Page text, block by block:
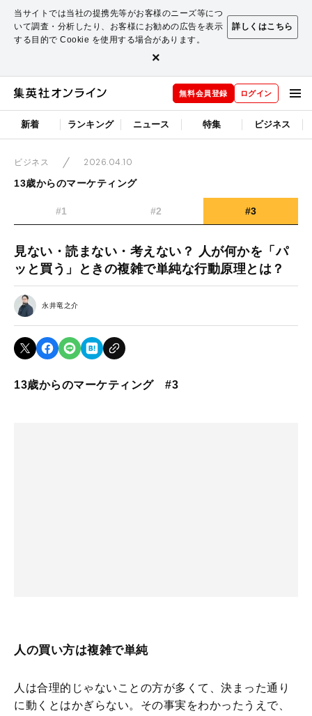
当サイトでは当社の提携先等がお客様のニーズ等につ
いて調査・分析したり、お客様にお勧めの広告を表示
する目的で Cookie を使用する場合があります。
詳しくはこちら
×
無料会員登録 ログイン
新着 ランキング ニュース 特集 ビジネス
ビジネス
2026.04.10
13歳からのマーケティング
#1 #2 #3
見ない・読まない・考えない？ 人が何かを「パ
ッと買う」ときの複雑で単純な行動原理とは？
永井竜之介
13歳からのマーケティング #3
人の買い方は複雑で単純
人は合理的じゃないことの方が多くて、決まった通り
に動くとはかぎらない。その事実をわかったうえで、